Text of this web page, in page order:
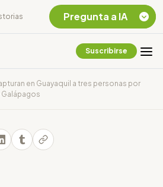
Suscribirse
en Guayaquil a tres personas por
Pregunta a IA
Chevron Ecuador